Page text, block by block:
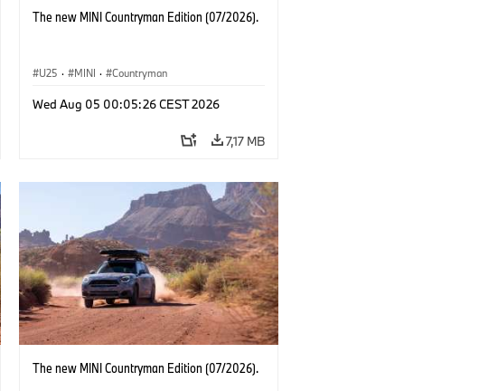
The new MINI Countryman Edition (07/2026).
U25 · MINI · Countryman
Wed Aug 05 00:05:26 CEST 2026
7,17 MB
The new MINI Countryman Edition (07/2026).